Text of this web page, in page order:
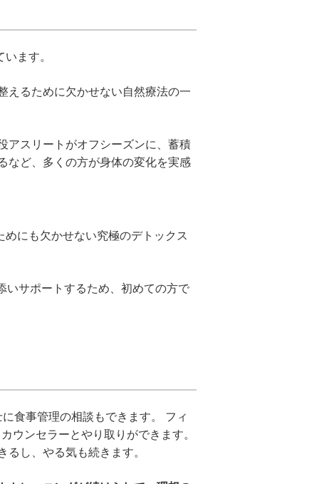
ます。
えるために欠かせない自然療法の一
アスリートがオフシーズンに、蓄積
など、多くの方が身体の変化を実感
にも欠かせない究極のデトックス
いサポートするため、初めての方で
食事管理の相談もできます。 フィ
ウンセラーとやり取りができます。
し、やる気も続きます。